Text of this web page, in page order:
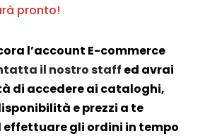
pronto!
l’account E-commerce
il nostro staff ed avrai
di accedere ai cataloghi,
e prezzi a te
effettuare gli ordini in tempo